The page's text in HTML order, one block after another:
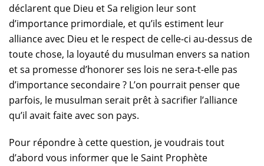
déclarent que Dieu et Sa religion leur sont
d’importance primordiale, et qu’ils estiment leur
alliance avec Dieu et le respect de celle-ci au-dessus de
toute chose, la loyauté du musulman envers sa nation
et sa promesse d’honorer ses lois ne sera-t-elle pas
d’importance secondaire ? L’on pourrait penser que
parfois, le musulman serait prêt à sacrifier l’alliance
qu’il avait faite avec son pays.
Pour répondre à cette question, je voudrais tout
d’abord vous informer que le Saint Prophète